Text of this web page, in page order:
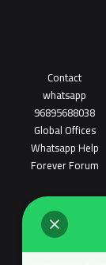
Contact
whatsapp
96895688038
Global Offices
Whatsapp Help
Forever Forum